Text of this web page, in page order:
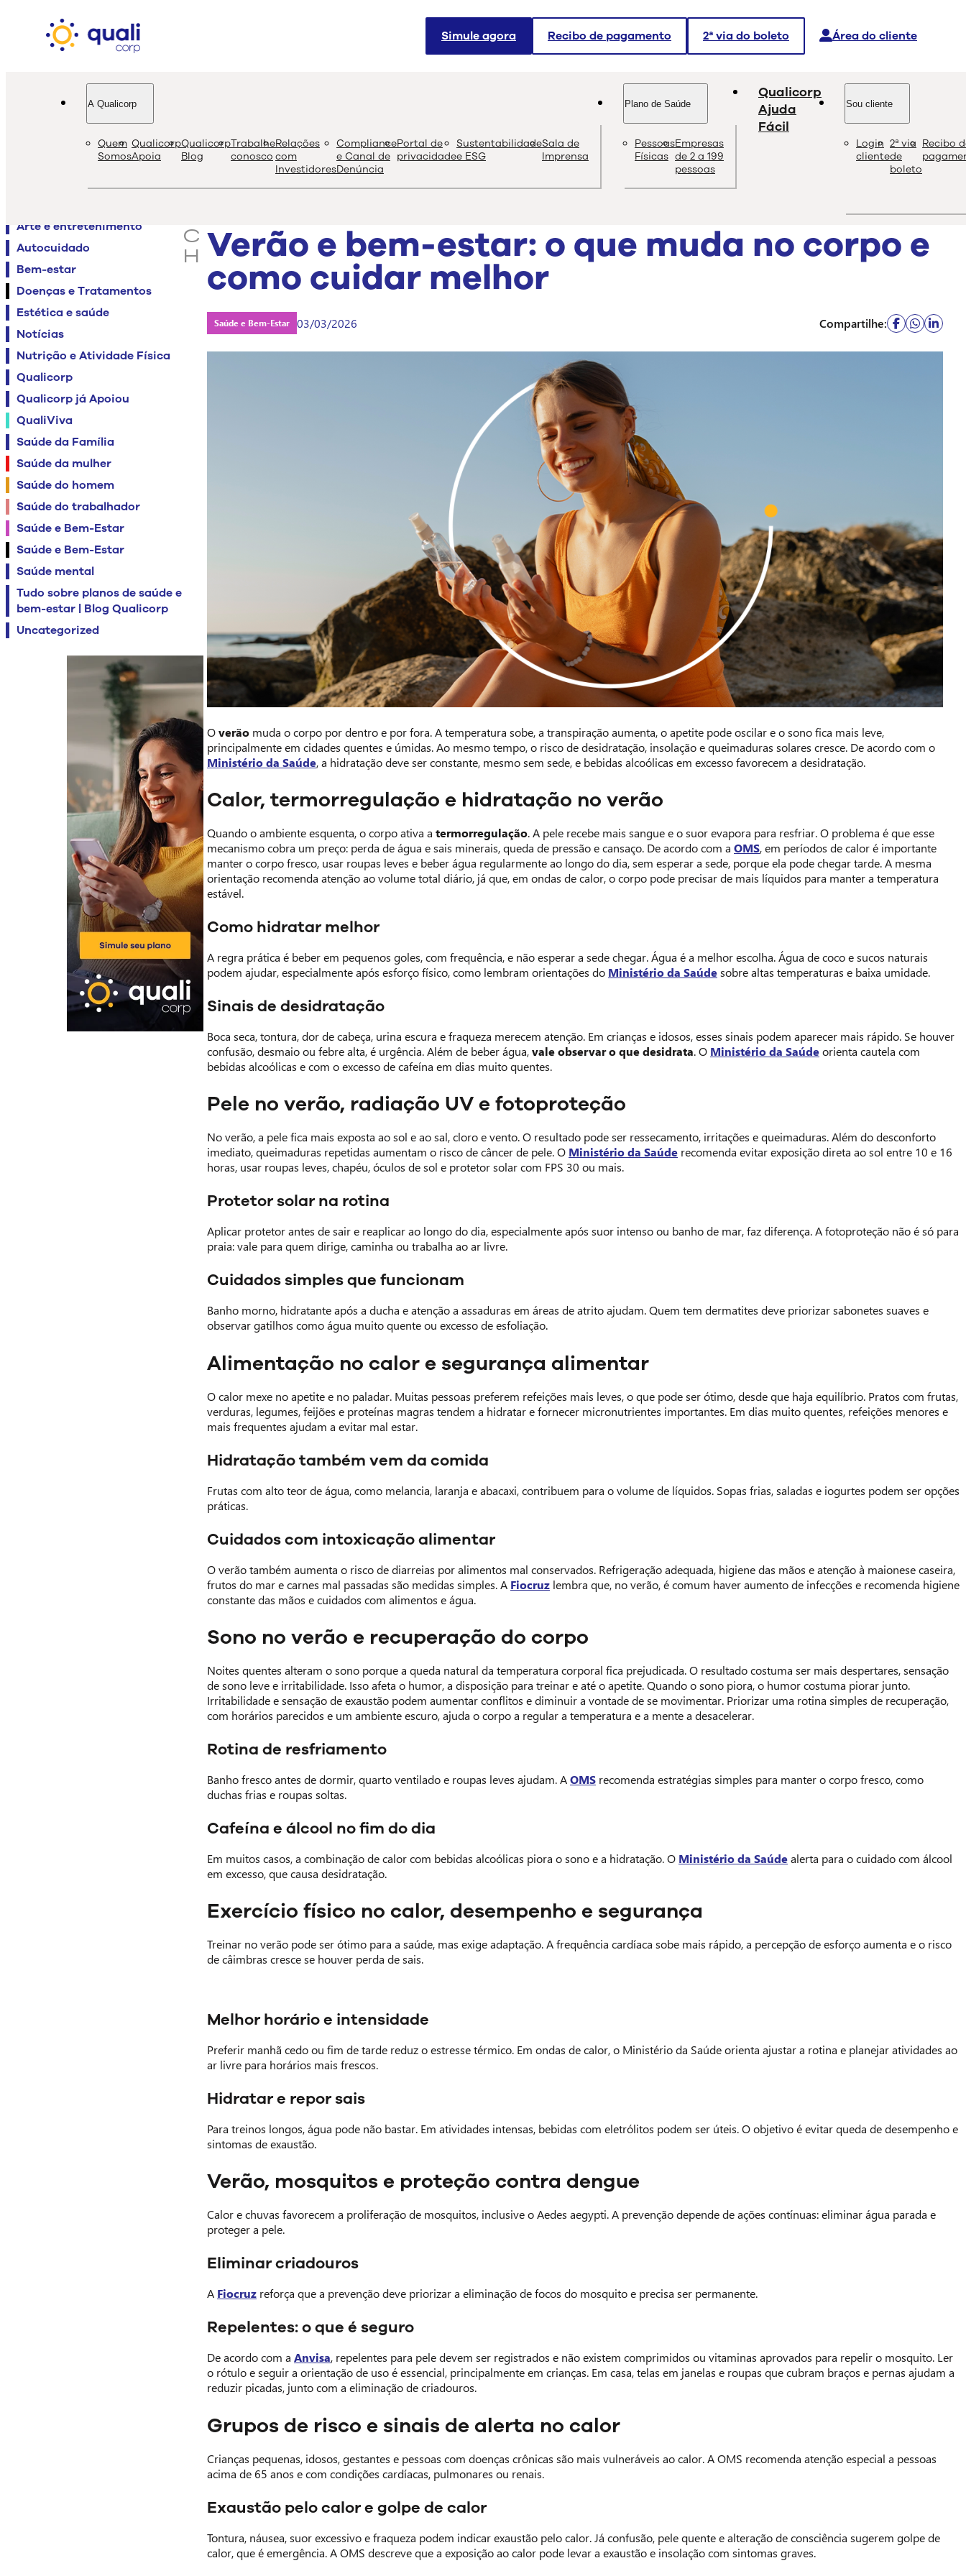
Simule agora Recibo de pagamento 2ª via do boleto Área do cliente
A Qualicorp
Quem
Somos
Qualicorp
Apoia
Qualicorp
Blog
Trabalhe
conosco
Relações
com
Investidores
Compliance
e Canal de
Denúncia
Portal de
privacidade
Sustentabilidade
e ESG
Sala de
Imprensa
Plano de Saúde
Pessoas
Físicas
Empresas
de 2 a 199
pessoas
Qualicorp
Ajuda
Fácil
Sou cliente
Login
cliente
2ª via
de
boleto
Recibo
s
a
c
h
Arte e entretenimento
Autocuidado
Bem-estar
Doenças e Tratamentos
Estética e saúde
Notícias
Nutrição e Atividade Física
Qualicorp
Qualicorp já Apoiou
QualiViva
Saúde da Família
Saúde da mulher
Saúde do homem
Saúde do trabalhador
Saúde e Bem-Estar
Saúde e Bem-Estar
Saúde mental
Tudo sobre planos de saúde e
bem-estar | Blog Qualicorp
Uncategorized
qualiblog Conteúdo de qualidade e as melhores soluções sobre saúde e bem-estar.
Verão e bem-estar: o que muda no corpo e
como cuidar melhor
Saúde e Bem-Estar 03/03/2026 Compartilhe:
Overão muda o corpo por dentro e por fora. A temperatura sobe, a transpiração aumenta, o apetite pode oscilar e o sono fica mais leve,
principalmente em cidades quentes e úmidas. Ao mesmo tempo, o risco de desidratação, insolação e queimaduras solares cresce. De acordo com o
Ministério da Saúde, a hidratação deve ser constante, mesmo sem sede, e bebidas alcoólicas em excesso favorecem a desidratação.
Calor, termorregulação e hidratação no verão
Quando o ambiente esquenta, o corpo ativa a termorregulação. A pele recebe mais sangue e o suor evapora para resfriar. O problema é que esse
mecanismo cobra um preço: perda de água e sais minerais, queda de pressão e cansaço. De acordo com a OMS, em períodos de calor é importante
manter o corpo fresco, usar roupas leves e beber água regularmente ao longo do dia, sem esperar a sede, porque ela pode chegar tarde. A mesma
orientação recomenda atenção ao volume total diário, já que, em ondas de calor, o corpo pode precisar de mais líquidos para manter a temperatura
estável.
Como hidratar melhor
A regra prática é beber em pequenos goles, com frequência, e não esperar a sede chegar. Água é a melhor escolha. Água de coco e sucos naturais
podem ajudar, especialmente após esforço físico, como lembram orientações do Ministério da Saúdesobre altas temperaturas e baixa umidade.
Sinais de desidratação
Boca seca, tontura, dor de cabeça, urina escura e fraqueza merecem atenção. Em crianças e idosos, esses sinais podem aparecer mais rápido. Se houver
confusão, desmaio ou febre alta, é urgência. Além de beber água,vale observar o que desidrata. O Ministério da Saúdeorienta cautela com
bebidas alcoólicas e com o excesso de cafeína em dias muito quentes.
Pele no verão, radiação UV e fotoproteção
No verão, a pele fica mais exposta ao sol e ao sal, cloro e vento. O resultado pode ser ressecamento, irritações e queimaduras. Além do desconforto
imediato, queimaduras repetidas aumentam o risco de câncer de pele. O Ministério da Saúde recomenda evitar exposição direta ao sol entre 10 e 16
horas, usar roupas leves, chapéu, óculos de sol e protetor solar com FPS 30 ou mais.
Protetor solar na rotina
Aplicar protetor antes de sair e reaplicar ao longo do dia, especialmente após suor intenso ou banho de mar, faz diferença. A fotoproteção não é só para
praia: vale para quem dirige, caminha ou trabalha ao ar livre.
Cuidados simples que funcionam
Banho morno, hidratante após a ducha e atenção a assaduras em áreas de atrito ajudam. Quem tem dermatites deve priorizar sabonetes suaves e
observar gatilhos como água muito quente ou excesso de esfoliação.
Alimentação no calor e segurança alimentar
O calor mexe no apetite e no paladar. Muitas pessoas preferem refeições mais leves, o que pode ser ótimo, desde que haja equilíbrio. Pratos com frutas,
verduras, legumes, feijões e proteínas magras tendem a hidratar e fornecer micronutrientes importantes. Em dias muito quentes, refeições menores e
mais frequentes ajudam a evitar mal estar.
Hidratação também vem da comida
Frutas com alto teor de água, como melancia, laranja e abacaxi, contribuem para o volume de líquidos. Sopas frias, saladas e iogurtes podem ser opções
práticas.
Cuidados com intoxicação alimentar
O verão também aumenta o risco de diarreias por alimentos mal conservados. Refrigeração adequada, higiene das mãos e atenção à maionese caseira,
frutos do mar e carnes mal passadas são medidas simples. A Fiocruz lembra que, no verão, é comum haver aumento de infecções e recomenda higiene
constante das mãos e cuidados com alimentos e água.
Sono no verão e recuperação do corpo
Noites quentes alteram o sono porque a queda natural da temperatura corporal fica prejudicada. O resultado costuma ser mais despertares, sensação
de sono leve e irritabilidade. Isso afeta o humor, a disposição para treinar e até o apetite. Quando o sono piora, o humor costuma piorar junto.
Irritabilidade e sensação de exaustão podem aumentar conflitos e diminuir a vontade de se movimentar. Priorizar uma rotina simples de recuperação,
com horários parecidos e um ambiente escuro, ajuda o corpo a regular a temperatura e a mente a desacelerar.
Rotina de resfriamento
Banho fresco antes de dormir, quarto ventilado e roupas leves ajudam. AOMS recomenda estratégias simples para manter o corpo fresco, como
duchas frias e roupas soltas.
Cafeína e álcool no fim do dia
Em muitos casos, a combinação de calor com bebidas alcoólicas piora o sono e a hidratação. O Ministério da Saúdealerta para o cuidado com álcool
em excesso, que causa desidratação.
Exercício físico no calor, desempenho e segurança
Treinar no verão pode ser ótimo para a saúde, mas exige adaptação. A frequência cardíaca sobe mais rápido, a percepção de esforço aumenta e o risco
de câimbras cresce se houver perda de sais.
Melhor horário e intensidade
Preferir manhã cedo ou fim de tarde reduz o estresse térmico. Em ondas de calor, o Ministério da Saúde orienta ajustar a rotina e planejar atividades ao
ar livre para horários mais frescos.
Hidratar e repor sais
Para treinos longos, água pode não bastar. Em atividades intensas, bebidas com eletrólitos podem ser úteis. O objetivo é evitar queda de desempenho e
sintomas de exaustão.
Verão, mosquitos e proteção contra dengue
Calor e chuvas favorecem a proliferação de mosquitos, inclusive o Aedes aegypti. A prevenção depende de ações contínuas: eliminar água parada e
proteger a pele.
Eliminar criadouros
A Fiocruz reforça que a prevenção deve priorizar a eliminação de focos do mosquito e precisa ser permanente.
Repelentes: o que é seguro
De acordo com a Anvisa, repelentes para pele devem ser registrados e não existem comprimidos ou vitaminas aprovados para repelir o mosquito. Ler
o rótulo e seguir a orientação de uso é essencial, principalmente em crianças. Em casa, telas em janelas e roupas que cubram braços e pernas ajudam a
reduzir picadas, junto com a eliminação de criadouros.
Grupos de risco e sinais de alerta no calor
Crianças pequenas, idosos, gestantes e pessoas com doenças crônicas são mais vulneráveis ao calor. A OMS recomenda atenção especial a pessoas
acima de 65 anos e com condições cardíacas, pulmonares ou renais.
Exaustão pelo calor e golpe de calor
Tontura, náusea, suor excessivo e fraqueza podem indicar exaustão pelo calor. Já confusão, pele quente e alteração de consciência sugerem golpe de
calor, que é emergência. A OMS descreve que a exposição ao calor pode levar a exaustão e insolação com sintomas graves.